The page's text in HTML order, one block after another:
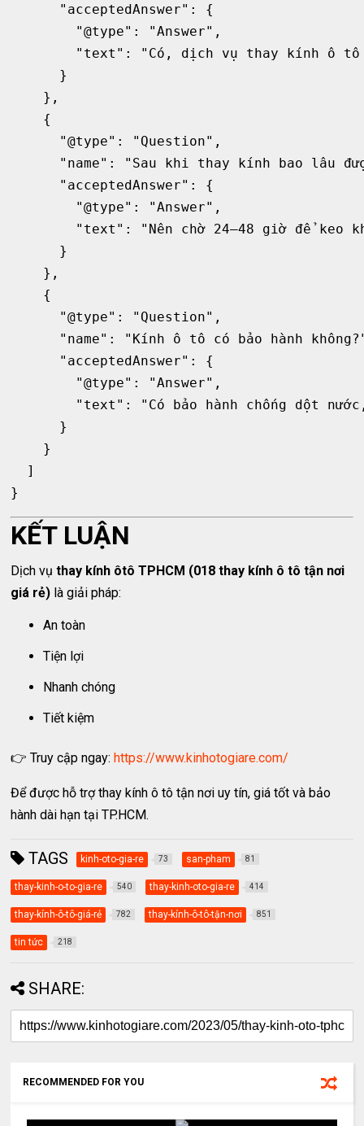
      "acceptedAnswer": {
        "@type": "Answer",
"text": "Có, dịch vụ thay kính ô
      }
    },
    {
      "@type": "Question",
"name": "Sau khi thay kính bao lâu
      "acceptedAnswer": {
        "@type": "Answer",
"text": "Nên chờ 24–48 giờ để keo
      }
    },
    {
      "@type": "Question",
"name": "Kính ô tô có bảo hành
      "acceptedAnswer": {
        "@type": "Answer",
"text": "Có bảo hành chống dột
      }
    }
  ]
KẾT LUẬN
Dịch vụthay kính ôtô TPHCM (018 thay kính ô tô tận nơi
giá rẻ) là giải pháp:
An toàn
Tiện lợi
Nhanh chóng
Tiết kiệm
👉 Truy cập ngay:https://www.kinhotogiare.com/
Để được hỗ trợ thay kính ô tô tận nơi uy tín, giá tốt và bảo
hành dài hạn tại TP.HCM.
TAGS kinh-oto-gia-re 73 san-pham 81
thay-kinh-o-to-gia-re 540 thay-kinh-oto-gia-re 414
thay-kính-ô-tô-giá-rẻ 782 thay-kính-ô-tô-tận-nơi 851
tin tức 218
SHARE:
RECOMMENDED FOR YOU